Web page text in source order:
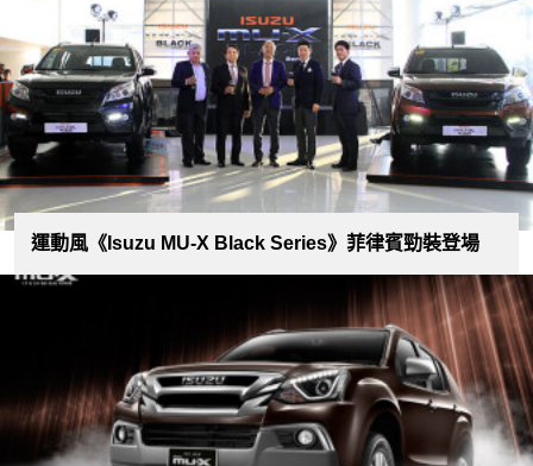
運動風《Isuzu MU-X Black Series》菲律賓勁裝登場